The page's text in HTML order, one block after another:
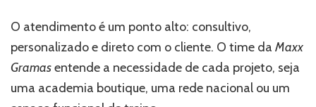
O atendimento é um ponto alto: consultivo,
personalizado e direto com o cliente. O time da Maxx
Gramasentende a necessidade de cada projeto, seja
uma academia boutique, uma rede nacional ou um